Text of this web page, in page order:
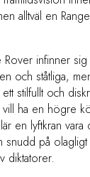
alltväl en
Rover infinner
och ståtliga,
stilfullt och
ha en högre
en lyftkran vara
snudd på
diktatorer.